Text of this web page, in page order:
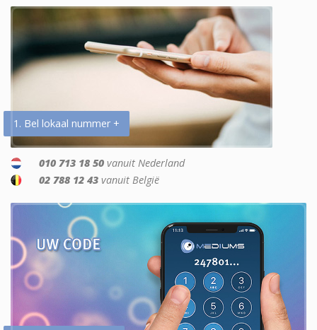
1. Bel lokaal nummer +
010 713 18 50 vanuit Nederland
02 788 12 43 vanuit België